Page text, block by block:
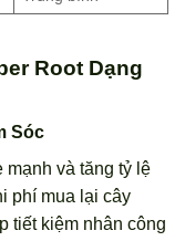
Root Dạng
Sóc
mạnh và tăng tỷ lệ
phí mua lại cây
tiết kiệm nhân công